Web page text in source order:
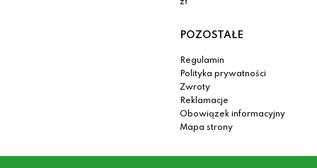
zł
POZOSTAŁE
Regulamin
Polityka prywatności
Zwroty
Reklamacje
Obowiązek informacyjny
Mapa strony